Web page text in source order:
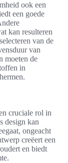
ook een
een goede
kan resulteren
van de
van
moeten de
in
cruciale rol in
design kan
ongeacht
creëert een
en biedt